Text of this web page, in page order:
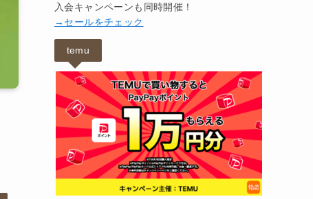
入会キャンペーンも同時開催！
→セールをチェック
temu